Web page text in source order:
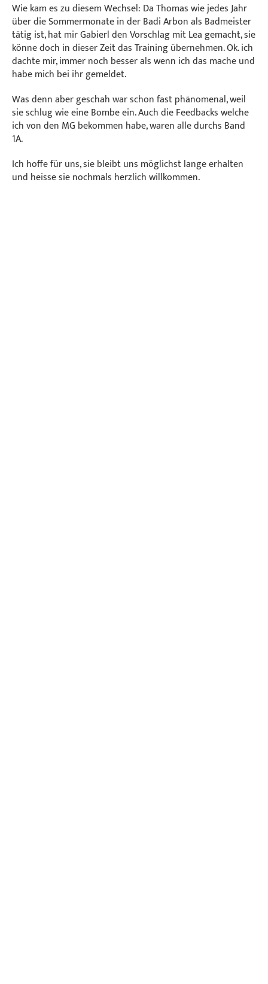
Wie kam es zu diesem Wechsel: Da Thomas wie jedes Jahr
über die Sommermonate in der Badi Arbon als Badmeister
tätig ist, hat mir Gabierl den Vorschlag mit Lea gemacht, sie
könne doch in dieser Zeit das Training übernehmen. Ok. ich
dachte mir, immer noch besser als wenn ich das mache und
habe mich bei ihr gemeldet.
Was denn aber geschah war schon fast phänomenal, weil
sie schlug wie eine Bombe ein. Auch die Feedbacks welche
ich von den MG bekommen habe, waren alle durchs Band
1A.
Ich hoffe für uns, sie bleibt uns möglichst lange erhalten
und heisse sie nochmals herzlich willkommen.